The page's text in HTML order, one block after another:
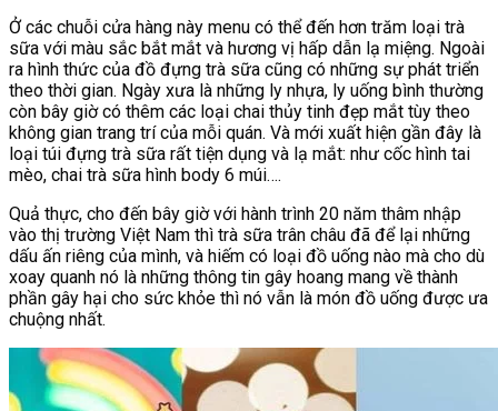
Ở các chuỗi cửa hàng này menu có thể đến hơn trăm loại trà
sữa với màu sắc bắt mắt và hương vị hấp dẫn lạ miệng. Ngoài
ra hình thức của đồ đựng trà sữa cũng có những sự phát triển
theo thời gian. Ngày xưa là những ly nhựa, ly uống bình thường
còn bây giờ có thêm các loại chai thủy tinh đẹp mắt tùy theo
không gian trang trí của mỗi quán. Và mới xuất hiện gần đây là
loại túi đựng trà sữa rất tiện dụng và lạ mắt: như cốc hình tai
mèo, chai trà sữa hình body 6 múi….
Quả thực, cho đến bây giờ với hành trình 20 năm thâm nhập
vào thị trường Việt Nam thì trà sữa trân châu đã để lại những
dấu ấn riêng của mình, và hiếm có loại đồ uống nào mà cho dù
xoay quanh nó là những thông tin gây hoang mang về thành
phần gây hại cho sức khỏe thì nó vẫn là món đồ uống được ưa
chuộng nhất.